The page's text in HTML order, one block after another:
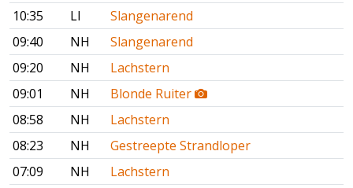
10:35
LI
Slangenarend
09:40
NH
Slangenarend
09:20
NH
Lachstern
09:01
NH
Blonde Ruiter
08:58
NH
Lachstern
08:23
NH
Gestreepte Strandloper
07:09
NH
Lachstern